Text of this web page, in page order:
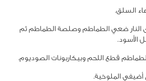
السلق.
النار ضعي الطماطم وصلصة الطماطم ثم
الأسود.
قطع اللحم وبيكاربونات الصوديوم.
أضيفي الملوخية.